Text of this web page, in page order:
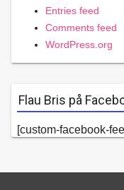
Entries feed
Comments feed
WordPress.org
Flau Bris på
[custom-facebook-